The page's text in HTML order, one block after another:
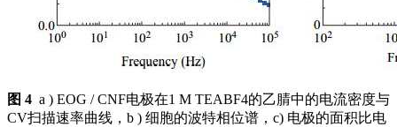
图 4 a ) EOG / CNF电极在1 M TEABF4的乙腈中的电流密度与
CV扫描速率曲线，b ) 细胞的波特相位谱，c) 电极的面积比电